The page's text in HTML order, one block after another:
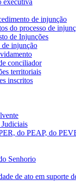
executiva
de injunção
do processo de
de Injunções
injunção
conciliador
territoriais
inscritos
do PEAP, do
Senhorio
de ato em suporte